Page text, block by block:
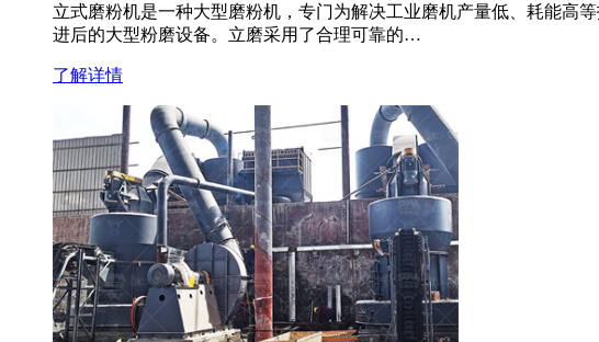
立式磨粉机是一种大型磨粉机，专门为解决工业磨机产量低、耗能高
进后的大型粉磨设备。立磨采用了合理可靠的…
了解详情